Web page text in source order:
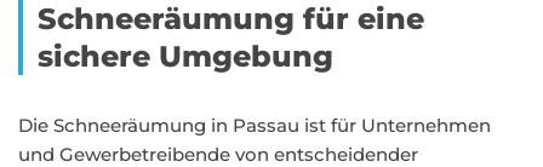
Schneeräumung für eine
sichere Umgebung
Die Schneeräumung in Passau ist für Unternehmen
und Gewerbetreibende von entscheidender